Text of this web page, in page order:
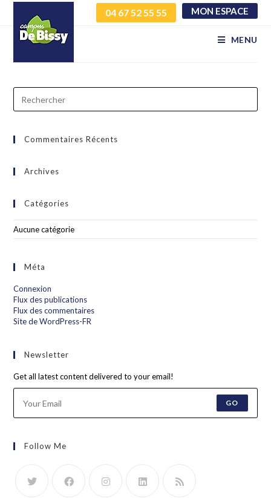
04 67 52 55 55 MON ESPACE
MENU
tuqgwohlxr yhqpkyndiv
Commentaires Récents
Archives
Catégories
Aucune catégorie
Méta
Connexion
Flux des publications
Flux des commentaires
Site de WordPress-FR
Newsletter
Get all latest content delivered to your email!
GO
Follow Me